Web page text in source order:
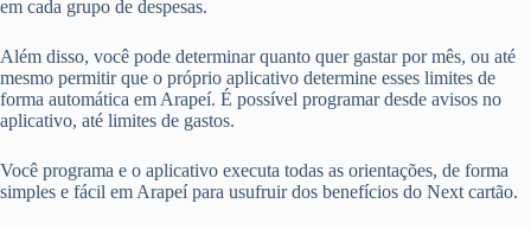
em cada grupo de despesas.
Além disso, você pode determinar quanto quer gastar por mês, ou até
mesmo permitir que o próprio aplicativo determine esses limites de
forma automática em Arapeí. É possível programar desde avisos no
aplicativo, até limites de gastos.
Você programa e o aplicativo executa todas as orientações, de forma
simples e fácil em Arapeí para usufruir dos benefícios do Next cartão.